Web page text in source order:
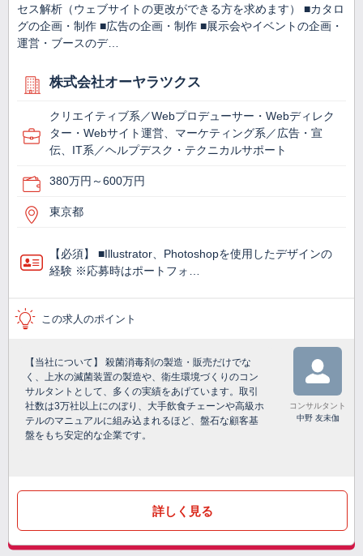
セス解析（ウェブサイトの更改ができる方を求めます） ■カタロ
グの企画・制作 ■広告の企画・制作 ■展示会やイベントの企画・
運営・ブースのデ…
株式会社オーヤラツクス
クリエイティブ系／Webプロデューサー・Webディレク
ター・Webサイト運営、マーケティング系／広告・宣
伝、IT系／ヘルプデスク・テクニカルサポート
380万円～600万円
東京都
【必須】 ■Illustrator、Photoshopを使用したデザインの
経験 ※応募時はポートフォ…
この求人のポイント
【当社について】 殺菌消毒剤の製造・販売だけでな
く、上水の滅菌装置の製造や、衛生環境づくりのコン
サルタントとして、多くの実績をあげています。取引
社数は3万社以上にのぼり、大手飲食チェーンや高級ホ
テルのマニュアルに組み込まれるほど、盤石な顧客基
盤をもち安定的な企業です。
コンサルタント
中野 友未伽
詳しく見る